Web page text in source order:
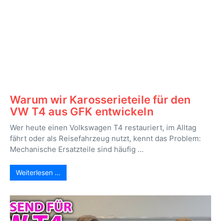
Warum wir Karosserieteile für den
VW T4 aus GFK entwickeln
Wer heute einen Volkswagen T4 restauriert, im Alltag
fährt oder als Reisefahrzeug nutzt, kennt das Problem:
Mechanische Ersatzteile sind häufig ...
Weiterlesen …